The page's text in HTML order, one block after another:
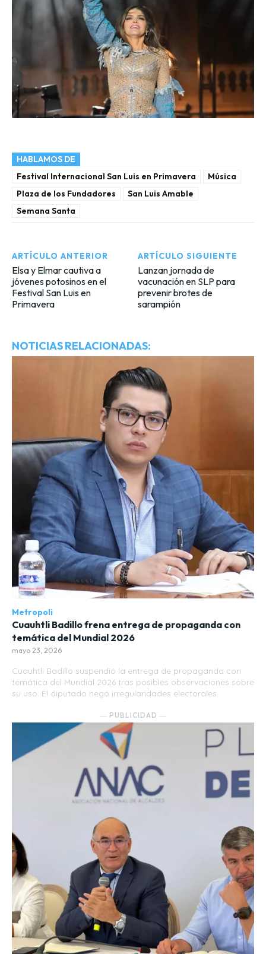
HABLAMOS DE
Festival Internacional San Luis en Primavera
Música
Plaza de los Fundadores
San Luis Amable
Semana Santa
ARTÍCULO ANTERIOR
Elsa y Elmar cautiva a
jóvenes potosinos en el
Festival San Luis en
Primavera
ARTÍCULO SIGUIENTE
Lanzan jornada de
vacunación en SLP para
prevenir brotes de
sarampión
NOTICIAS RELACIONADAS:
Metropoli
Cuauhtli Badillo frena entrega de propaganda con
temática del Mundial 2026
mayo 23, 2026
Cuauhtli Badillo suspendió la entrega de propaganda con
temática del Mundial 2026 tras posibles observaciones sobre
su uso. El diputado negó irregularidades electorales.
― PUBLICIDAD ―